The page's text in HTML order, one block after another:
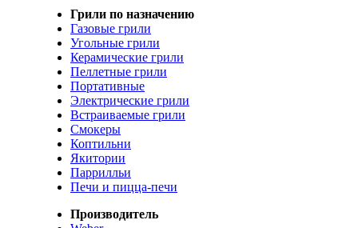
Грили по назначению
Газовые грили
Угольные грили
Керамические грили
Пеллетные грили
Портативные
Электрические грили
Встраиваемые грили
Смокеры
Коптильни
Якитории
Паррилльи
Печи и пицца-печи
Производитель